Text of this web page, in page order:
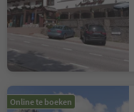
Online te boeken